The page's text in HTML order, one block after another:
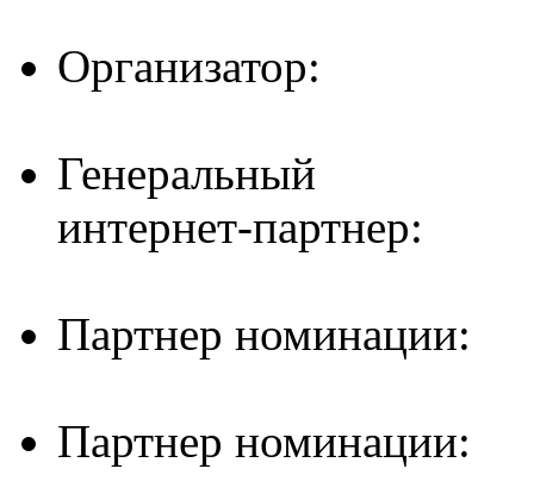
Организатор:
Генеральный
интернет-партнер:
Партнер номинации:
Партнер номинации: